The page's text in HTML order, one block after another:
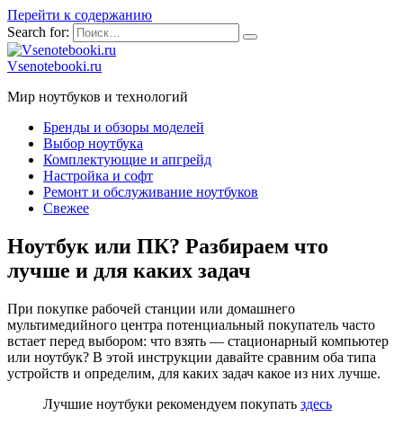
Перейти к содержанию
Search for:
Vsenotebooki.ru
Мир ноутбуков и технологий
Бренды и обзоры моделей
Выбор ноутбука
Комплектующие и апгрейд
Настройка и софт
Ремонт и обслуживание ноутбуков
Свежее
Ноутбук или ПК? Разбираем что
лучше и для каких задач
При покупке рабочей станции или домашнего
мультимедийного центра потенциальный покупатель часто
встает перед выбором: что взять — стационарный компьютер
или ноутбук? В этой инструкции давайте сравним оба типа
устройств и определим, для каких задач какое из них лучше.
Лучшие ноутбуки рекомендуем покупать здесь